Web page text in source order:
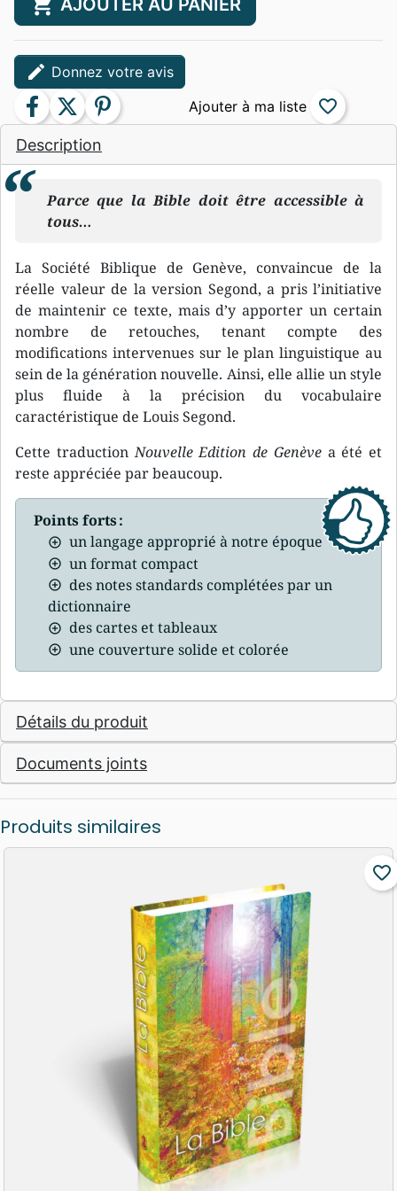
Description
Parce que la Bible doit être accessible à
tous…
La Société Biblique de Genève, convaincue de la
réelle valeur de la version Segond, a pris l’initiative
de maintenir ce texte, mais d’y apporter un certain
nombre de retouches, tenant compte des
modifications intervenues sur le plan linguistique au
sein de la génération nouvelle. Ainsi, elle allie un style
plus fluide à la précision du vocabulaire
caractéristique de Louis Segond.
Cette traductionNouvelle Edition de Genèvea été et
reste appréciée par beaucoup.
Points forts :
un langage approprié à notre époque
un format compact
des notes standards complétées par un
dictionnaire
des cartes et tableaux
une couverture solide et colorée
Détails du produit
Documents joints
AJOUTER AU PANIER
edit Donnez votre avis
facebook twitter pinterest favorite_border
Produits similaires
favorite_border